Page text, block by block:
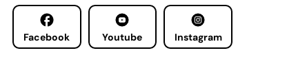
Facebook Youtube Instagram